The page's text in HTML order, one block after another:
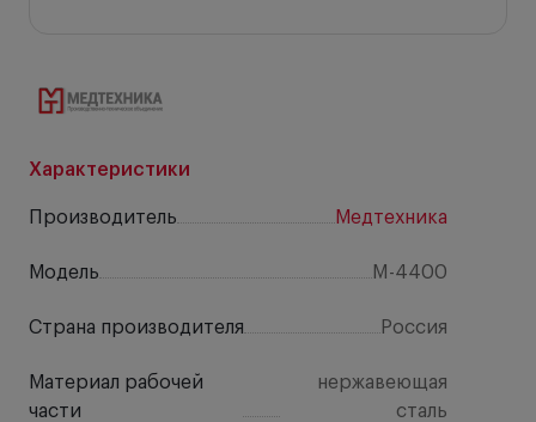
Характеристики
Производитель Медтехника
Модель M-4400
Страна производителя Россия
Материал рабочей
части
нержавеющая
сталь